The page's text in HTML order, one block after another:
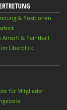
& Positionen
Airsoft & Paintball
Überblick
für Mitglieder